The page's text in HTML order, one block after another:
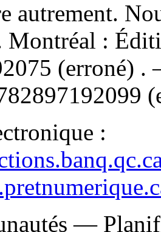
autrement.
Montréal :
(erroné)
:
—